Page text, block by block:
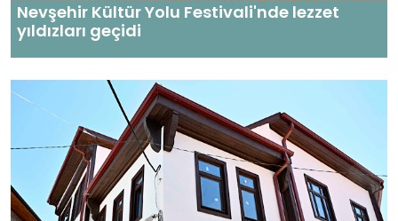
Nevşehir Kültür Yolu Festivali'nde lezzet
yıldızları geçidi